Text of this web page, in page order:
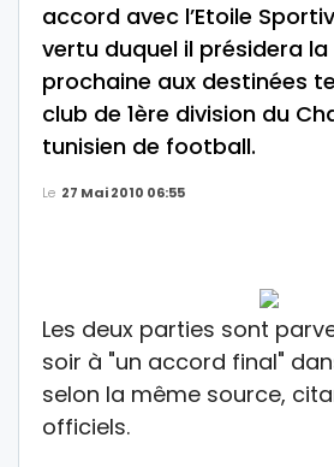
accord avec l’Etoile
vertu duquel il présidera
prochaine aux destinées
club de 1ère division du
tunisien de football.
Le 27 Mai 2010 06:55
Les deux parties sont
soir à "un accord final"
selon la même source,
officiels.